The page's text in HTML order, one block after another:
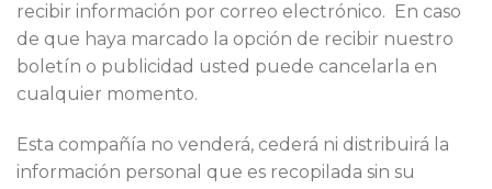
recibir información por correo electrónico. En caso
de que haya marcado la opción de recibir nuestro
boletín o publicidad usted puede cancelarla en
cualquier momento.
Esta compañía no venderá, cederá ni distribuirá la
información personal que es recopilada sin su